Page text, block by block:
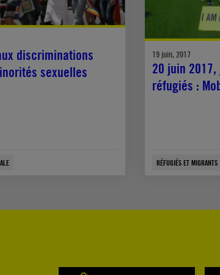
discriminations
sexuelles
19 juin, 2017
20 juin
réfugiés :
RÉFUGIÉS ET MIGRANTS